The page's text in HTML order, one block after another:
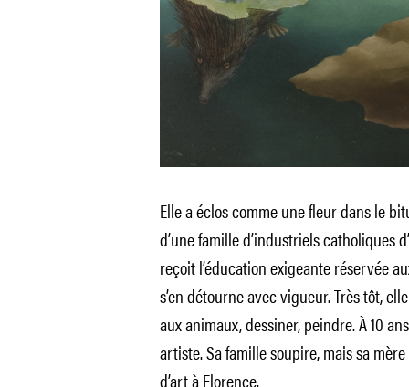
Elle a éclos comme une fleur dans le
d’une famille d’industriels catholiques
reçoit l’éducation exigeante réservée
s’en détourne avec vigueur. Très tôt,
aux animaux, dessiner, peindre. À 10
artiste. Sa famille soupire, mais sa
d’art à Florence.